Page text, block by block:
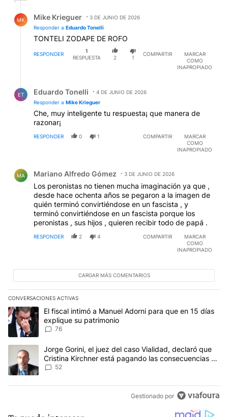
MK Mike Krieguer
3 DE JUNIO DE 2026
Responder a Eduardo Tonelli
TONTELI ZODAPE DE ROFO
RESPONDER
1
RESPUESTA
2 1
COMPARTIR
MARCAR
COMO
INAPROPIADO
ET Eduardo Tonelli
4 DE JUNIO DE 2026
Responder a Mike Krieguer
Che, muy inteligente tu respuesta¡ que manera de
razonar¡
RESPONDER 0 1 COMPARTIR
MARCAR
COMO
INAPROPIADO
MA Mariano Alfredo Gómez 3 DE JUNIO DE 2026
Los peronistas no tienen mucha imaginación ya que ,
desde hace ochenta años se pegaron a la imagen de
quién terminó convirtiéndose en un fascista , y
terminó convirtiéndose en un fascista porque los
peronistas , sus hijos , quieren recibir todo de papá .
RESPONDER 2 4 COMPARTIR
MARCAR
COMO
INAPROPIADO
CARGAR MÁS COMENTARIOS
CONVERSACIONES ACTIVAS
Este listado muestra los artículos con más comentarios en los
Un artículo de tendencia con el título "El fiscal intimó a Manuel
El fiscal intimó a Manuel Adorni para que en 15 días
explique su patrimonio
76
Un artículo de tendencia con el título "Jorge Gorini, el juez del
Jorge Gorini, el juez del caso Vialidad, declaró que
Cristina Kirchner está pagando las consecuencias de
cometer "un delito comprobado"
52
Gestionado por